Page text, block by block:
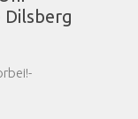
Dilsberg